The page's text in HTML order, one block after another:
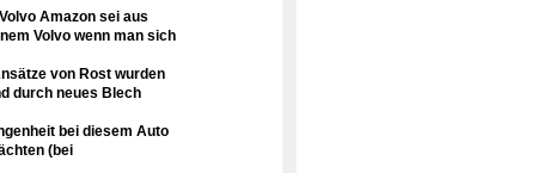
Amazon sei aus
Volvo wenn man sich
von Rost wurden
durch neues Blech
bei diesem Auto
(bei